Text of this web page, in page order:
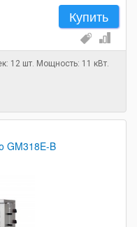
Купить
12 шт. Мощность: 11 кВт.
GM318E-B